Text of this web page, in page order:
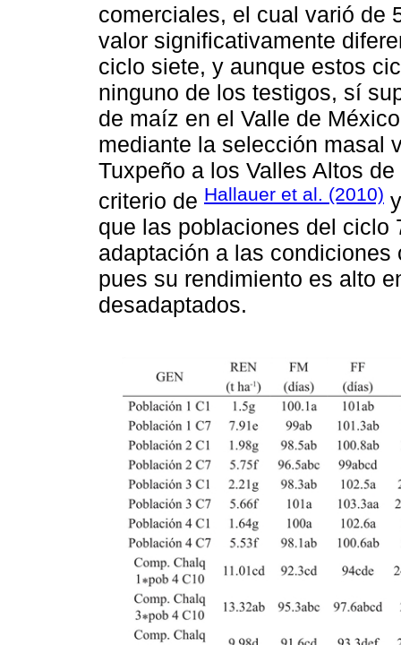
comerciales, el cual varió de
valor significativamente
ciclo siete, y aunque estos
ninguno de los testigos, sí
de maíz en el Valle de
mediante la selección masal
Tuxpeño a los Valles Altos
criterio de Hallauer et al. (2010)
que las poblaciones del ciclo
adaptación a las
pues su rendimiento es alto
desadaptados.